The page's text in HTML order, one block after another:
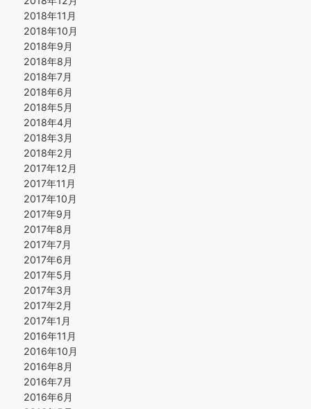
2018年11月
2018年10月
2018年9月
2018年8月
2018年7月
2018年6月
2018年5月
2018年4月
2018年3月
2018年2月
2017年12月
2017年11月
2017年10月
2017年9月
2017年8月
2017年7月
2017年6月
2017年5月
2017年3月
2017年2月
2017年1月
2016年11月
2016年10月
2016年8月
2016年7月
2016年6月